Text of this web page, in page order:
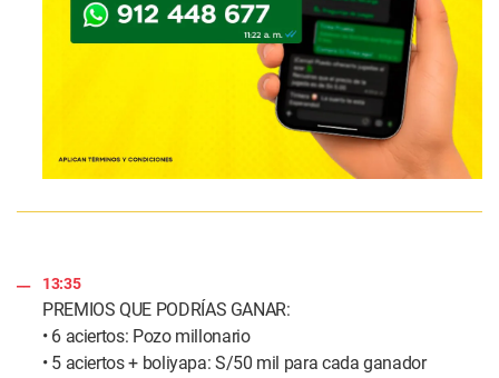
13:35
PREMIOS QUE PODRÍAS GANAR:
• 6 aciertos: Pozo millonario
• 5 aciertos + boliyapa: S/50 mil para cada ganador